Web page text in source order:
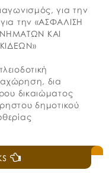
για την
την «ΑΣΦΑΛΙΣΗ
ΚΑΙ
δια
δικαιώματος
δημοτικού